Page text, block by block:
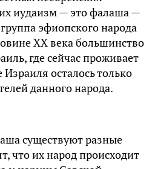
иудаизм — это фалаша —
эфиопского народа
XX века большинство
где сейчас проживает
осталось только
данного народа.
существуют разные
что их народ происходит